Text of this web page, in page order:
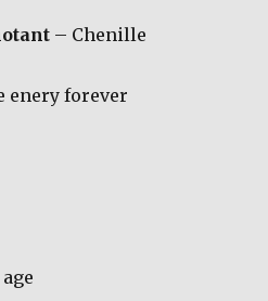
– Chenille
enery forever